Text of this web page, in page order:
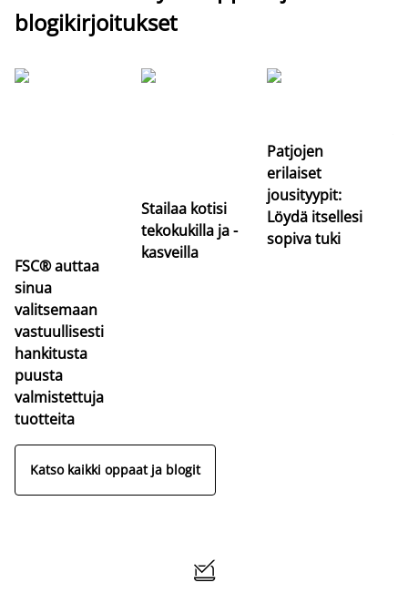
blogikirjoitukset
FSC® auttaa
sinua
valitsemaan
vastuullisesti
hankitusta
puusta
valmistettuja
tuotteita
Stailaa kotisi
tekokukilla ja -
kasveilla
Patjojen
erilaiset
jousityypit:
Löydä itsellesi
sopiva tuki
Katso kaikki oppaat ja blogit
